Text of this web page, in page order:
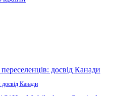
досвід Канади